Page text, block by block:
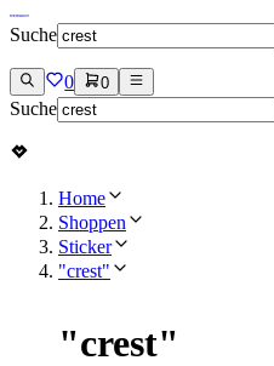
Suche
0 0
Suche
Home
Shoppen
Sticker
"crest"
"crest"